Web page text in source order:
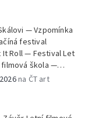
— Vzpomínka
festival
Roll — Festival Let
filmová škola —
Rekonstrukce
na ČT art